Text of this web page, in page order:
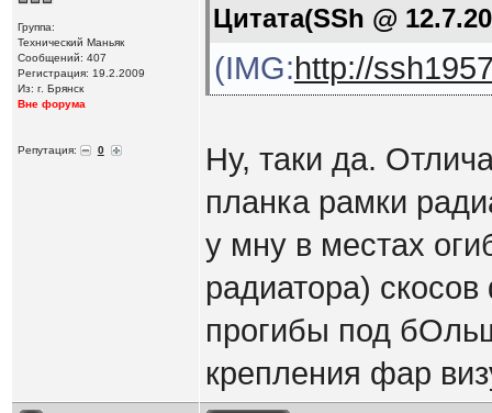
Группа:
Технический Маньяк
Сообщений: 407
Регистрация: 19.2.2009
Из: г. Брянск
Вне форума
Репутация: 0
Цитата(SSh @
(IMG:http://
Ну, таки да.
планка рамки
у мну в местах
радиатора)
прогибы под
крепления фар